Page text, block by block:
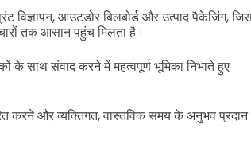
विज्ञापन, आउटडोर बिलबोर्ड और उत्पाद पैकेजिंग,
तक आसान पहुंच मिलता है।
के साथ संवाद करने में महत्वपूर्ण भूमिका निभाते हुए
करने और व्यक्तिगत, वास्तविक समय के अनुभव प्रदान